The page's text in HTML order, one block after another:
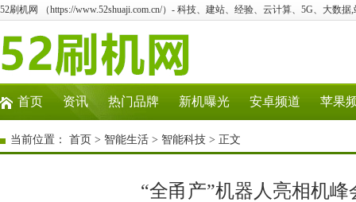
52刷机网 （https://www.52shuaji.com.cn/）- 科技、建站、经验、云计算、5G、大数据
首页 资讯 热门品牌 新机曝光 安卓频道 苹果
当前位置： 首页 > 智能生活 > 智能科技 > 正文
“全甬产”机器人亮相机